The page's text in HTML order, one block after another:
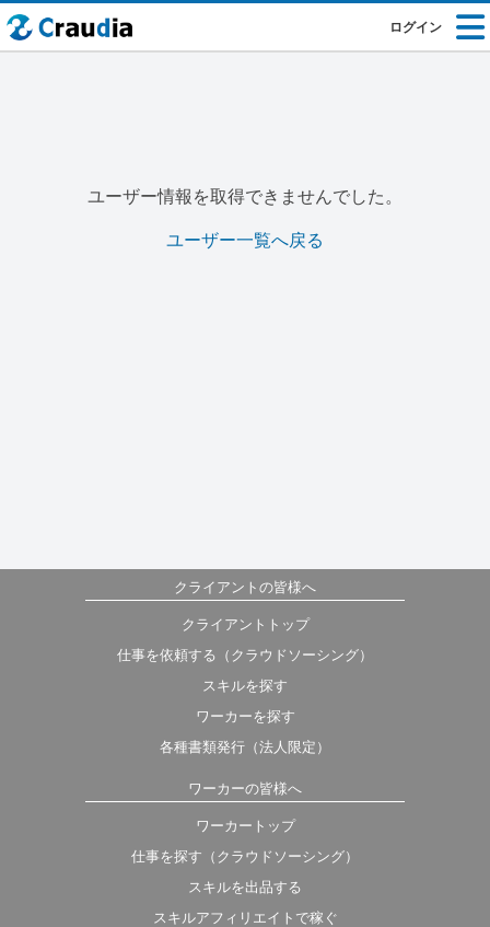
ログイン
ユーザー情報を取得できませんでした。
ユーザー一覧へ戻る
クライアントの皆様へ
クライアントトップ
仕事を依頼する（クラウドソーシング）
スキルを探す
ワーカーを探す
各種書類発行（法人限定）
ワーカーの皆様へ
ワーカートップ
仕事を探す（クラウドソーシング）
スキルを出品する
スキルアフィリエイトで稼ぐ